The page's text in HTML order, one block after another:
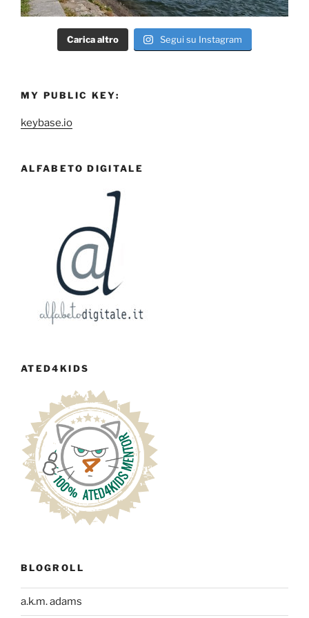
Carica altro Segui su Instagram
MY PUBLIC KEY:
keybase.io
ALFABETO DIGITALE
ATED4KIDS
BLOGROLL
a.k.m. adams